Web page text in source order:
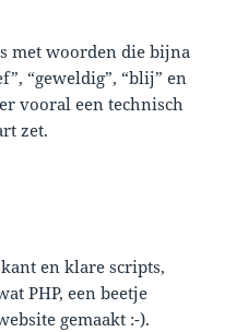
met woorden die bijna
“geweldig”, “blij” en
vooral een technisch
zet.
en klare scripts,
PHP, een beetje
gemaakt :-).